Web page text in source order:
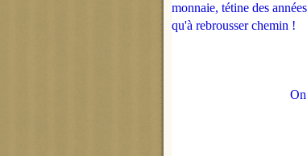
monnaie, tétine des
qu'à rebrousser chemin !